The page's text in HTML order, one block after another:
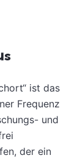
ist das
Frequenz
und
der ein